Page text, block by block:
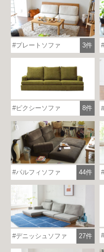
プレートソファ 3件
ピクシーソファ 8件
パルフィソファ 44件
デニッシュソファ 27件